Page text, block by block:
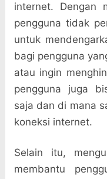
internet. Dengan
pengguna tidak
untuk
bagi pengguna
atau ingin
pengguna juga
saja dan di mana
koneksi internet.
Selain itu,
membantu